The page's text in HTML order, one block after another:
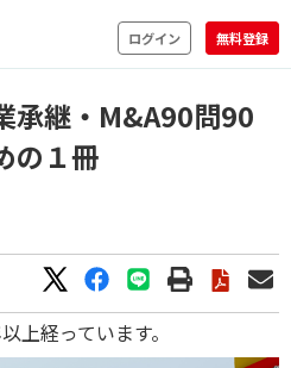
ログイン 無料登録
承継・M&A90問90
の１冊
上経っています。